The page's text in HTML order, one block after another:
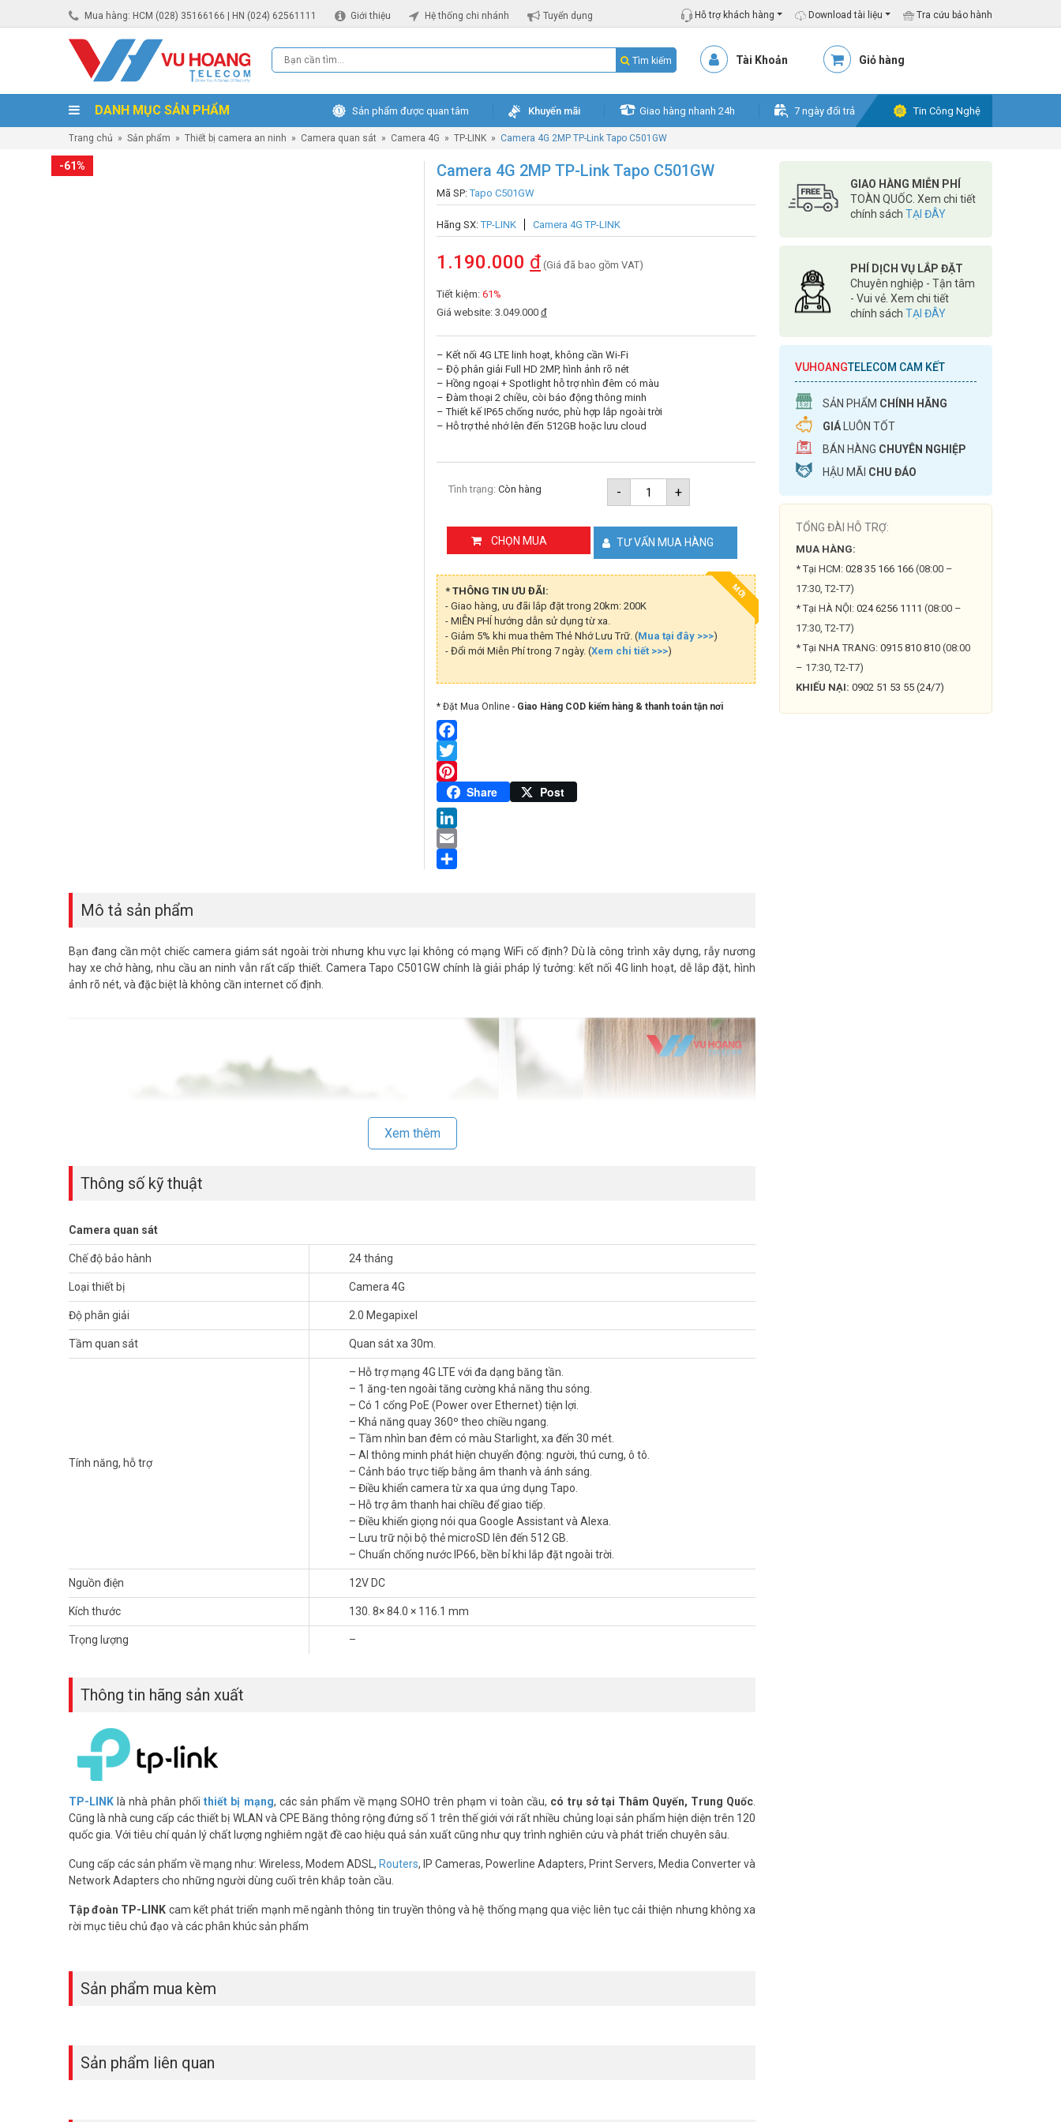
Mua hàng: HCM (028) 35166166 | HN (024) 62561111 Giới thiệu Hệ thống chi nhánh Tuyển dụng Hỗ trợ khách hàng Download tài liệu Tra cứu bảo hành
Tìm kiếm Tài Khoản Giỏ hàng
DANH MỤC SẢN PHẨM Sản phẩm được quan tâm Khuyến mãi Giao hàng nhanh 24h 7 ngày đổi trả Tin Công Nghệ
Trang chủ » Sản phẩm » Thiết bị camera an ninh » Camera quan sát » Camera 4G » TP-LINK » Camera 4G 2MP TP-Link Tapo C501GW
-61% Camera 4G 2MP TP-Link Tapo C501GW
Mã SP:Tapo C501GW
Hãng SX:TP-LINK Camera 4G TP-LINK
1.190.000 đ (Giá đã bao gồm VAT)
Tiết kiệm: 61%
Giá website: 3.049.000 đ
– Kết nối 4G LTE linh hoạt, không cần Wi-Fi
– Độ phân giải Full HD 2MP, hình ảnh rõ nét
– Hồng ngoại + Spotlight hỗ trợ nhìn đêm có màu
– Đàm thoại 2 chiều, còi báo động thông minh
– Thiết kế IP65 chống nước, phù hợp lắp ngoài trời
– Hỗ trợ thẻ nhớ lên đến 512GB hoặc lưu cloud
-
Camera
4G
2MP
Link
Tapo
C501GW
số
+
Tình trạng: Còn hàng
CHỌN MUA TƯ VẤN MUA HÀNG
MỚI
* THÔNG TIN ƯU ĐÃI:
- Giao hàng, ưu đãi lắp đặt trong 20km: 200K
- MIỄN PHÍ hướng dẫn sử dụng từ xa.
- Giảm 5% khi mua thêm Thẻ Nhớ Lưu Trữ. (Mua tại đây >>>)
- Đổi mới Miễn Phí trong 7 ngày. (Xem chi tiết >>>)
* Đặt Mua Online - Giao Hàng COD kiểm hàng & thanh toán tận nơi
Facebook
Twitter
Pinterest
Share Post
LinkedIn
Email
Mô tả sản phẩm
Bạn đang cần một chiếc camera giám sát ngoài trời nhưng khu vực lại không có mạng WiFi cố định? Dù là công trình xây dựng, rẫy nương
hay xe chở hàng, nhu cầu an ninh vẫn rất cấp thiết. Camera Tapo C501GW chính là giải pháp lý tưởng: kết nối 4G linh hoạt, dễ lắp đặt, hình
ảnh rõ nét, và đặc biệt là không cần internet cố định.
Camera Tapo C501GW – Kết nối linh hoạt, an tâm giám sát mọi nơi
Camera 4GTapo C501GW không cần kết nối Wi-Fi hay mạng LAN. Chỉ cần lắp sim 4G là có
thể hoạt động ổn định ở bất cứ đâu. Đây là lựa chọn hàng đầu cho những khu vực chưa có hạ tầng mạng cố định.
Hình ảnh rõ nét Full HD 2MP
Độ phân giải 1080P giúp ghi hình chi tiết, rõ mặt người và biển số xe trong điều kiện ánh sáng ban ngày hoặc ban đêm. Với công nghệ xử lý
hình ảnh tiên tiến, hình ảnh không bị giật hay mờ nhòe.
Giám sát ban đêm có màu
Camera trang bị đèn spotlight giúp ghi hình ban đêm với màu sắc thật. Kết hợp cùng hồng ngoại tầm xa giúp bạn an tâm quan sát trong mọi
điều kiện ánh sáng.
Chuẩn IP65 – Bền bỉ dưới mọi thời tiết
Xem thêm
Thông số kỹ thuật
Camera quan sát
Chế độ bảo hành 24 tháng
Loại thiết bị Camera 4G
Độ phân giải 2.0 Megapixel
Tầm quan sát Quan sát xa 30m.
Tính năng, hỗ trợ
– Hỗ trợ mạng 4G LTE với đa dạng băng tần.
– 1 ăng-ten ngoài tăng cường khả năng thu sóng.
– Có 1 cổng PoE (Power over Ethernet) tiện lợi.
– Khả năng quay 360º theo chiều ngang.
– Tầm nhìn ban đêm có màu Starlight, xa đến 30 mét.
– AI thông minh phát hiện chuyển động: người, thú cưng, ô tô.
– Cảnh báo trực tiếp bằng âm thanh và ánh sáng.
– Điều khiển camera từ xa qua ứng dụng Tapo.
– Hỗ trợ âm thanh hai chiều để giao tiếp.
– Điều khiển giọng nói qua Google Assistant và Alexa.
– Lưu trữ nội bộ thẻ microSD lên đến 512 GB.
– Chuẩn chống nước IP66, bền bỉ khi lắp đặt ngoài trời.
Nguồn điện 12V DC
Kích thước 130. 8× 84.0 × 116.1 mm
Trọng lượng –
Thông tin hãng sản xuất
TP-LINK là nhà phân phốithiết bị mạng, các sản phẩm về mạng SOHO trên phạm vi toàn cầu, có trụ sở tại Thâm Quyến, Trung Quốc
Cũng là nhà cung cấp các thiết bị WLAN và CPE Băng thông rộng đứng số 1 trên thế giới với rất nhiều chủng loại sản phẩm hiện diện trên 120
quốc gia. Với tiêu chí quản lý chất lượng nghiêm ngặt đề cao hiệu quả sản xuất cũng như quy trình nghiên cứu và phát triển chuyên sâu.
Cung cấp các sản phẩm về mạng như: Wireless, Modem ADSL, Routers, IP Cameras, Powerline Adapters, Print Servers, Media Converter và
Network Adapters cho những người dùng cuối trên khắp toàn cầu.
Tập đoàn TP-LINK cam kết phát triển mạnh mẽ ngành thông tin truyền thông và hệ thống mạng qua việc liên tục cải thiện nhưng không xa
rời mục tiêu chủ đạo và các phân khúc sản phẩm
Sản phẩm mua kèm
Sản phẩm liên quan
GIAO HÀNG MIỄN PHÍ
TOÀN QUỐC. Xem chi tiết
chính sách TẠI ĐÂY
PHÍ DỊCH VỤ LẮP ĐẶT
Chuyên nghiệp - Tận tâm
- Vui vẻ. Xem chi tiết
chính sách TẠI ĐÂY
VUHOANGTELECOM CAM KẾT
SẢN PHẨM CHÍNH HÃNG
GIÁ LUÔN TỐT
BÁN HÀNG CHUYÊN NGHIỆP
HẬU MÃI CHU ĐÁO
TỔNG ĐÀI HỖ TRỢ:
MUA HÀNG:
* Tại HCM: 028 35 166 166 (08:00 –
17:30, T2-T7)
* Tại HÀ NỘI: 024 6256 1111 (08:00 –
17:30, T2-T7)
* Tại NHA TRANG: 0915 810 810 (08:00
– 17:30, T2-T7)
KHIẾU NẠI: 0902 51 53 55 (24/7)